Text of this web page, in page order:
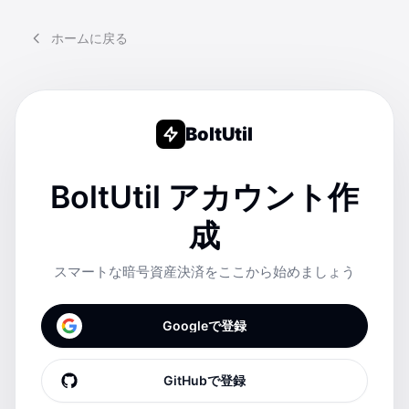
ホームに戻る
BoltUtil
BoltUtil アカウント作
成
スマートな暗号資産決済をここから始めましょう
Googleで登録
GitHubで登録